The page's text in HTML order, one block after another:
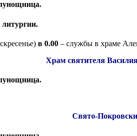
литургии.
в 0.00 – службы в храме
Храм святителя
Свято-